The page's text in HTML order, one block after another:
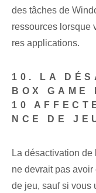
des tâches de
ressources lorsque
res applications.
10. LA
BOX GAME
10
NCE DE
La désactivation
ne devrait pas
de jeu, sauf si vous